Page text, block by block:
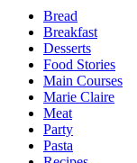
Bread
Breakfast
Desserts
Food Stories
Main Courses
Marie Claire
Meat
Party
Pasta